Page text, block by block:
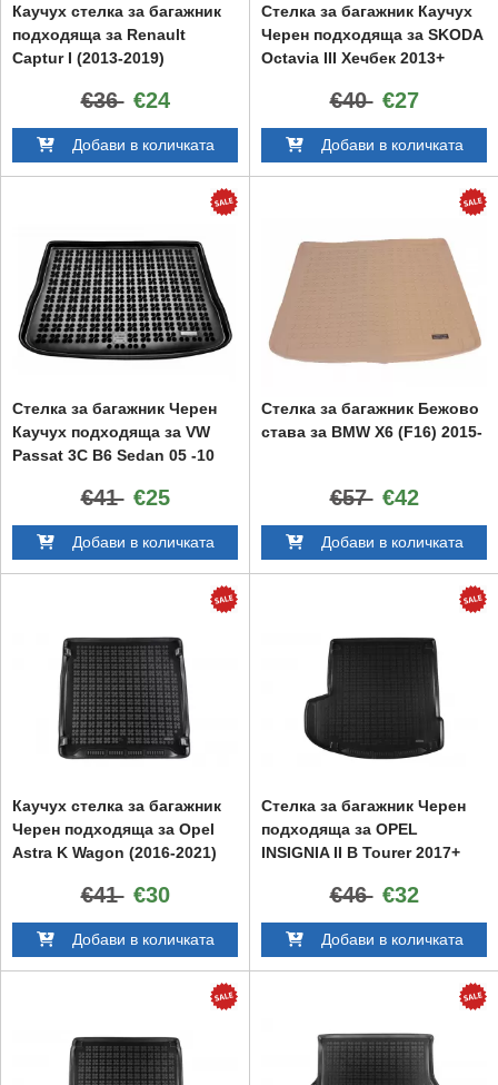
Каучух стелка за багажник
подходяща за Renault
Captur I (2013-2019)
€36 €24
Добави в количката
Стелка за багажник Каучух
Черен подходяща за SKODA
Octavia III Хечбек 2013+
€40 €27
Добави в количката
Стелка за багажник Черен
Каучух подходяща за VW
Passat 3C B6 Sedan 05 -10
€41 €25
Добави в количката
Стелка за багажник Бежово
става за BMW X6 (F16) 2015-
€57 €42
Добави в количката
Каучух стелка за багажник
Черен подходяща за Opel
Astra K Wagon (2016-2021)
€41 €30
Добави в количката
Стелка за багажник Черен
подходяща за OPEL
INSIGNIA II B Tourer 2017+
€46 €32
Добави в количката